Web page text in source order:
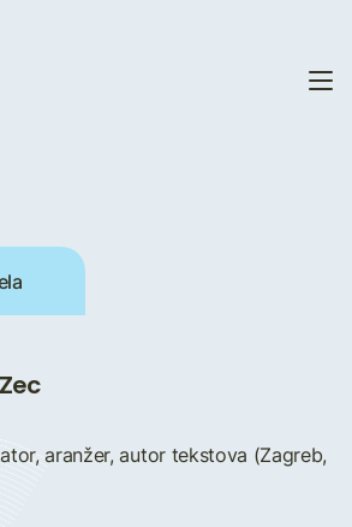
aranžer, autor tekstova (Zagreb,